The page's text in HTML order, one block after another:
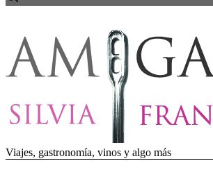
Viajes, gastronomía, vinos y algo más